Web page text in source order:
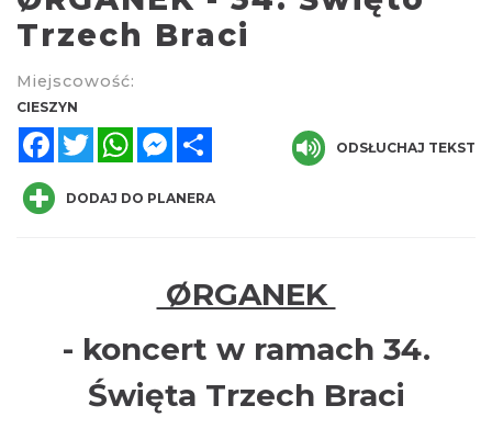
Cieszyn
2026-08-14
0.00 km
Trzech Braci
Miejscowość:
CIESZYN
FacebookTwitterWhatsAppMessenger
ODSŁUCHAJ TEKST
DODAJ DO PLANERA
ØRGANEK
- koncert w ramach 34.
Święta Trzech Braci